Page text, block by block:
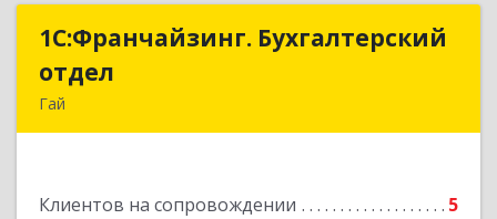
1С:Франчайзинг. Бухгалтерский
отдел
Гай
Клиентов на сопровождении 5
1С:Франчайзинг. Бухгалтерский
Подробнее